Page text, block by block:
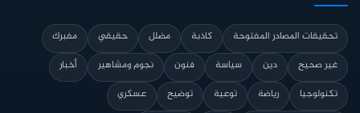
تحقيقات المصادر المفتوحة كاذبة مضلل حقيقي
مفبرك
غير صحيح
دين سياسة فنون نجوم ومشاهير
أخبار
تكنولوجيا
رياضة توعية توضيح
عسكري